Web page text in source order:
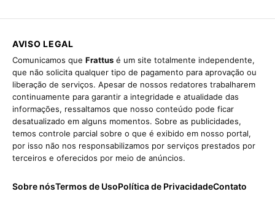
AVISO LEGAL
Comunicamos que Frattus é um site totalmente independente,
que não solicita qualquer tipo de pagamento para aprovação ou
liberação de serviços. Apesar de nossos redatores trabalharem
continuamente para garantir a integridade e atualidade das
informações, ressaltamos que nosso conteúdo pode ficar
desatualizado em alguns momentos. Sobre as publicidades,
temos controle parcial sobre o que é exibido em nosso portal,
por isso não nos responsabilizamos por serviços prestados por
terceiros e oferecidos por meio de anúncios.
Sobre nósTermos de UsoPolítica de PrivacidadeContato